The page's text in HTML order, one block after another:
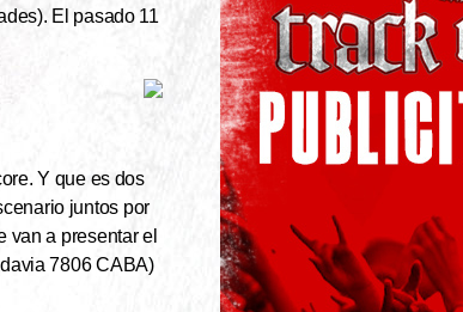
El pasado 11
Y que es dos
juntos por
van a presentar el
7806 CABA)